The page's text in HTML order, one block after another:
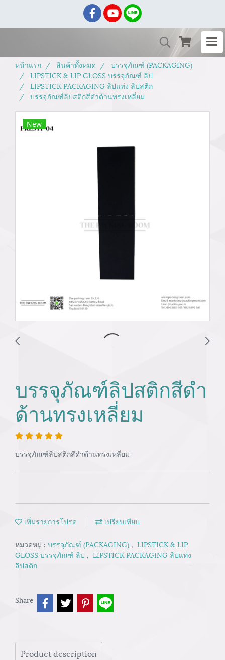
หน้าแรก สินค้าทั้งหมด
บรรจุภัณฑ์ (PACKAGING)
LIPSTICK & LIP GLOSS บรรจุภัณฑ์ ลิป
LIPSTICK PACKAGING ลิปแท่ง ลิปสติก
บรรจุภัณฑ์ลิปสติกสีดำด้านทรงเหลี่ยม
New
บรรจุภัณฑ์ลิปสติกสีดำ
ด้านทรงเหลี่ยม
บรรจุภัณฑ์ลิปสติกสีดำด้านทรงเหลี่ยม
เพิ่มรายการโปรด เปรียบเทียบ
หมวดหมู่ : บรรจุภัณฑ์ (PACKAGING) , LIPSTICK & LIP
GLOSS บรรจุภัณฑ์ ลิป , LIPSTICK PACKAGING ลิปแท่ง
ลิปสติก
Share
Product description